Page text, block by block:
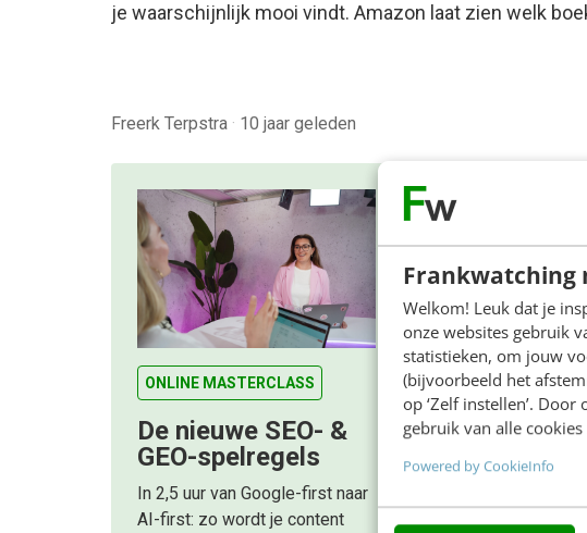
Frankwatching
Welkom! Leuk dat je
onze websites gebruik
statistieken, om jouw
(bijvoorbeeld het
op ‘Zelf instellen’. Door
gebruik van alle cookies
Powered by CookieInfo
je waarschijnlijk mooi vindt. Amazon laat zien welk
Freerk Terpstra · 10 jaar geleden
ONLINE MASTERCLASS
De nieuwe SEO- &
GEO-spelregels
In 2,5 uur van Google-first naar
AI-first: zo wordt je content